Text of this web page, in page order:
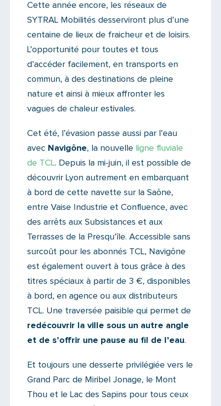
Il n'y a aucun commentaire...
Ajoutez le vôtre
Cette année encore, les réseaux de
SYTRAL Mobilités desserviront plus d’une
centaine de lieux de fraicheur et de loisirs.
L’opportunité pour toutes et tous
d’accéder facilement, en transports en
commun, à des destinations de pleine
nature et ainsi à mieux affronter les
vagues de chaleur estivales.
Cet été, l’évasion passe aussi par l’eau
avec Navigône, la nouvelle ligne fluviale
de TCL. Depuis la mi-juin, il est possible de
découvrir Lyon autrement en embarquant
à bord de cette navette sur la Saône,
entre Vaise Industrie et Confluence, avec
des arrêts aux Subsistances et aux
Terrasses de la Presqu’île. Accessible sans
surcoût pour les abonnés TCL, Navigône
est également ouvert à tous grâce à des
titres spéciaux à partir de 3 €, disponibles
à bord, en agence ou aux distributeurs
TCL. Une traversée paisible qui permet de
redécouvrir la ville sous un autre angle
et de s’offrir une pause au fil de l’eau.
Et toujours une desserte privilégiée vers le
Grand Parc de Miribel Jonage, le Mont
Thou et le Lac des Sapins pour tous ceux